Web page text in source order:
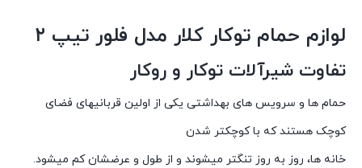
لوازم حمام توکار کلار مدل فلور تیپ ۲
تفاوت شیرآلات توکار و روکار
حمام ها و سرویس های بهداشتی یکی از اولین قربانیهای فضای
کوچک هستند که با کوچکتر شدن
خانه ها، روز به روز تنگتر میشوند و از طول و عرضشان کم میشود.